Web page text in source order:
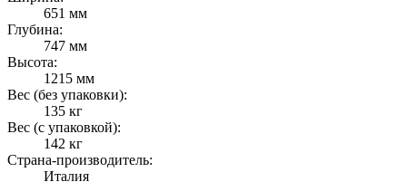
651 мм
Глубина:
747 мм
Высота:
1215 мм
Вес (без упаковки):
135 кг
Вес (с упаковкой):
142 кг
Страна-производитель:
Италия